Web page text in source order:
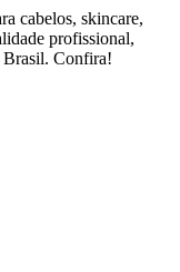
cabelos, skincare,
profissional,
Brasil. Confira!